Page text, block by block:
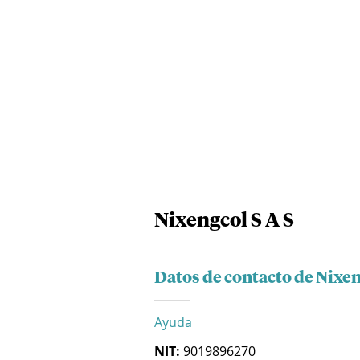
Nixengcol S A S
Datos de contacto de
Ayuda
NIT: 9019896270